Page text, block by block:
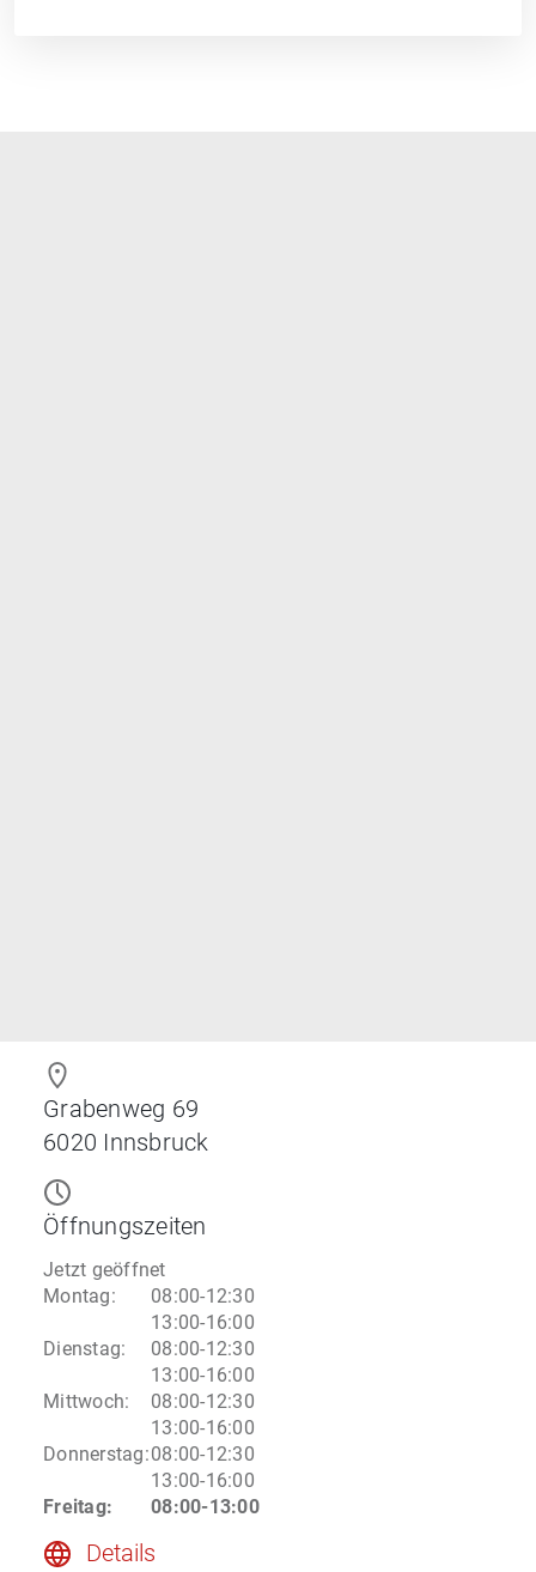
Grabenweg 69
6020 Innsbruck
Öffnungszeiten
Jetzt geöffnet
Montag:
08:00-12:30
13:00-16:00
Dienstag:
08:00-12:30
13:00-16:00
Mittwoch:
08:00-12:30
13:00-16:00
Donnerstag:08:00-12:30
13:00-16:00
Freitag: 08:00-13:00
Details